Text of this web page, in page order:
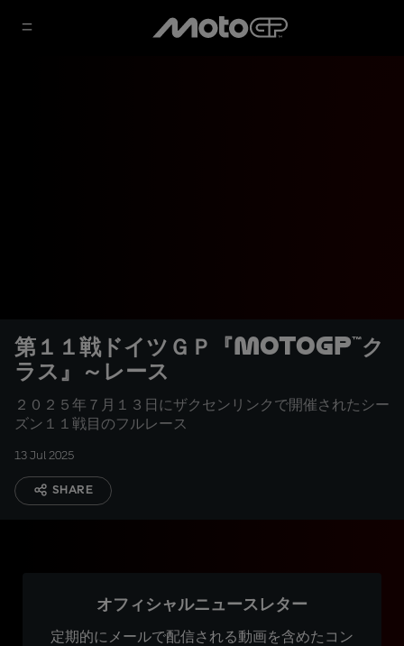
第１１戦ドイツＧＰ『MotoGP™ク
ラス』～レース
２０２５年７月１３日にザクセンリンクで開催されたシー
ズン１１戦目のフルレース
13 Jul 2025
SHARE
オフィシャルニュースレター
定期的にメールで配信される動画を含めたコン